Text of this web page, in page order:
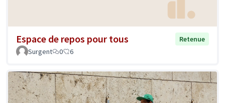
Espace de repos pour tous
Retenue
Surgent
0 6